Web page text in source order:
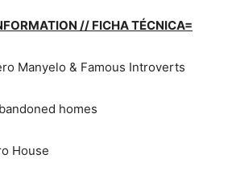
// FICHA TÉCNICA=
Manyelo & Famous Introverts
homes
House